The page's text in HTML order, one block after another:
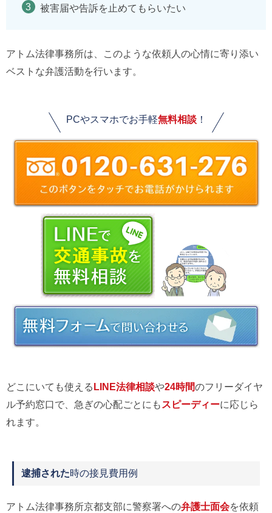
被害届や告訴を止めてもらいたい
アトム法律事務所は、このような依頼人の心情に寄り添い
ベストな弁護活動を行います。
PCやスマホでお手軽無料相談！
どこにいても使えるLINE法律相談や24時間のフリーダイヤ
ル予約窓口で、急ぎの心配ごとにも スピーディーに応じら
れます。
逮捕された時の接見費用例
アトム法律事務所京都支部に警察署への弁護士面会を依頼